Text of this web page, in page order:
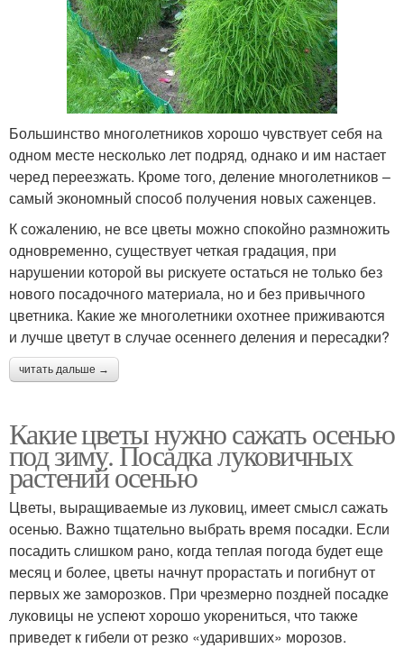
Большинство многолетников хорошо чувствует себя на
одном месте несколько лет подряд, однако и им настает
черед переезжать. Кроме того, деление многолетников –
самый экономный способ получения новых саженцев.
К сожалению, не все цветы можно спокойно размножить
одновременно, существует четкая градация, при
нарушении которой вы рискуете остаться не только без
нового посадочного материала, но и без привычного
цветника. Какие же многолетники охотнее приживаются
и лучше цветут в случае осеннего деления и пересадки?
читать дальше →
Какие цветы нужно сажать осенью
под зиму. Посадка луковичных
растений осенью
Цветы, выращиваемые из луковиц, имеет смысл сажать
осенью. Важно тщательно выбрать время посадки. Если
посадить слишком рано, когда теплая погода будет еще
месяц и более, цветы начнут прорастать и погибнут от
первых же заморозков. При чрезмерно поздней посадке
луковицы не успеют хорошо укорениться, что также
приведет к гибели от резко «ударивших» морозов.